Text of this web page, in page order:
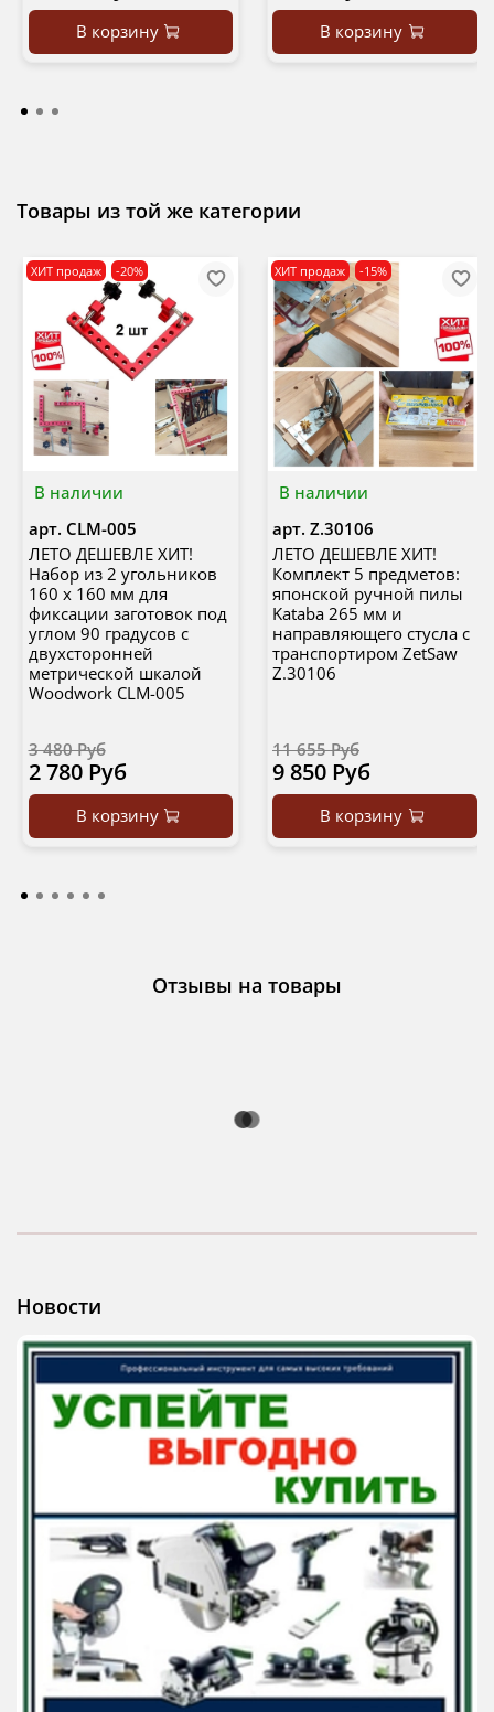
В корзину В корзину
Товары из той же категории
В наличии
ХИТ продаж -20%
арт. CLM-005
ЛЕТО ДЕШЕВЛЕ ХИТ!
Набор из 2 угольников
160 х 160 мм для
фиксации заготовок под
углом 90 градусов с
двухсторонней
метрической шкалой
Woodwork CLM-005
3 480 Руб
2 780 Руб
В корзину
В наличии
ХИТ продаж -15%
арт. Z.30106
ЛЕТО ДЕШЕВЛЕ ХИТ!
Комплект 5 предметов:
японской ручной пилы
Kataba 265 мм и
направляющего стусла с
транспортиром ZetSaw
Z.30106
11 655 Руб
9 850 Руб
В корзину
Отзывы на товары
Новости